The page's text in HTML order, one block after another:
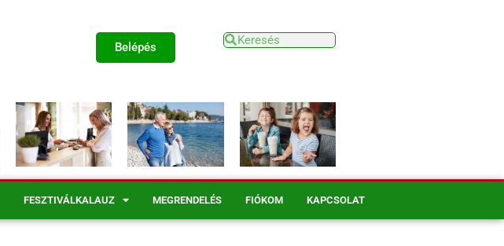
Belépés
FESZTIVÁLKALAUZ MEGRENDELÉS FIÓKOM KAPCSOLAT